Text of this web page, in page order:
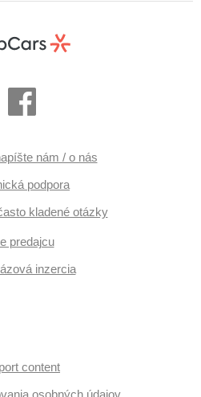
nám / o nás
podpora
kladené otázky
predajcu
inzercia
content
osobných údajov